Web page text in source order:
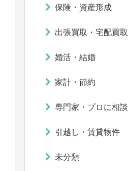
保険・資産形成
出張買取・宅配買取
婚活・結婚
家計・節約
専門家・プロに相談
引越し・賃貸物件
未分類